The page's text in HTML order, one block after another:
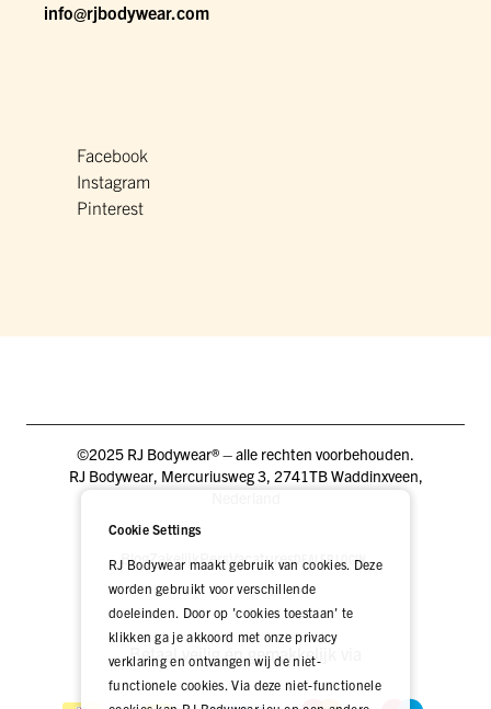
info@rjbodywear.com
Facebook
Instagram
Pinterest
©2025 RJ Bodywear® – alle rechten voorbehouden.
RJ Bodywear, Mercuriusweg 3, 2741TB Waddinxveen,
BlogZakelijkPers VacaturesDEALER LOGIN
Betaal veilig én gemakkelijk via
Cookie Settings
RJ Bodywear maakt gebruik van cookies. Deze
worden gebruikt voor verschillende
doeleinden. Door op 'cookies toestaan' te
klikken ga je akkoord met onze privacy
verklaring en ontvangen wij de niet-
functionele cookies. Via deze niet-functionele